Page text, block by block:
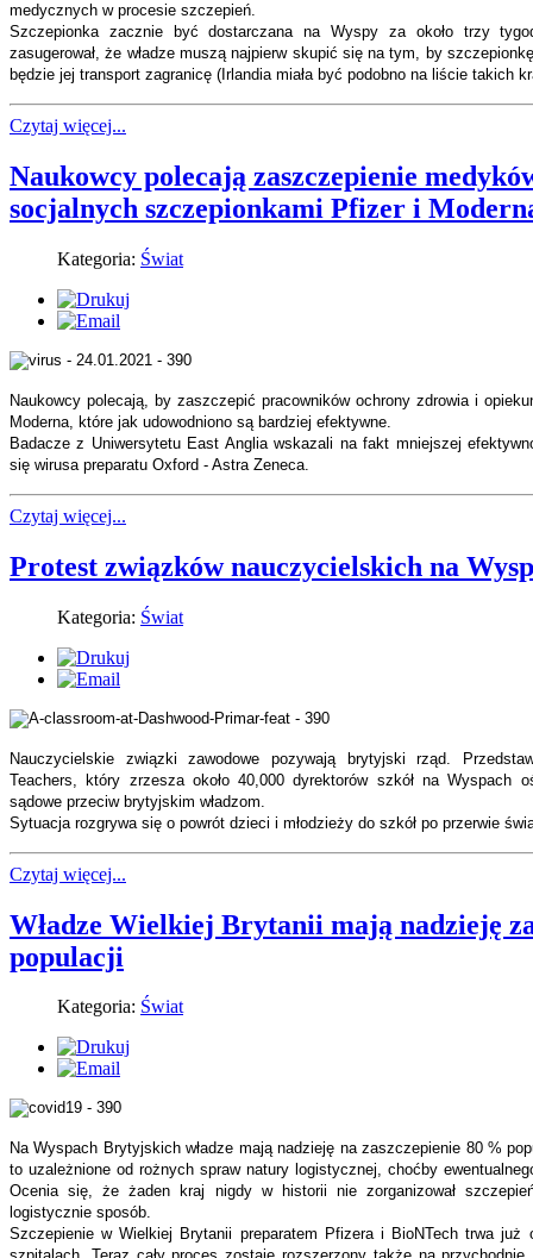
medycznych w procesie szczepień.
Szczepionka zacznie być dostarczana na Wyspy za około trzy
zasugerował, że władze muszą najpierw skupić się na tym, by
będzie jej transport zagranicę (Irlandia miała być podobno na liście takich
Czytaj więcej...
Naukowcy polecają zaszczepienie
socjalnych szczepionkami Pfizer i
Kategoria: Świat
Naukowcy polecają, by zaszczepić pracowników ochrony zdrowia i
Moderna, które jak udowodniono są bardziej efektywne.
Badacze z Uniwersytetu East Anglia wskazali na fakt mniejszej
się wirusa preparatu Oxford - Astra Zeneca.
Czytaj więcej...
Protest związków nauczycielskich na
Kategoria: Świat
Nauczycielskie związki zawodowe pozywają brytyjski rząd.
Teachers, który zrzesza około 40,000 dyrektorów szkół na Wyspach
sądowe przeciw brytyjskim władzom.
Sytuacja rozgrywa się o powrót dzieci i młodzieży do szkół po przerwie
Czytaj więcej...
Władze Wielkiej Brytanii mają nadzieję
populacji
Kategoria: Świat
Na Wyspach Brytyjskich władze mają nadzieję na zaszczepienie 80 %
to uzależnione od rożnych spraw natury logistycznej, choćby
Ocenia się, że żaden kraj nigdy w historii nie zorganizował
logistycznie sposób.
Szczepienie w Wielkiej Brytanii preparatem Pfizera i BioNTech trwa